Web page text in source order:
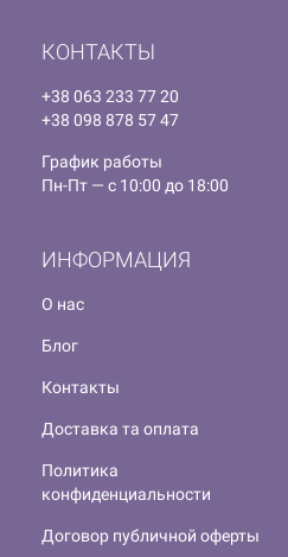
КОНТАКТЫ
+38 063 233 77 20
+38 098 878 57 47
График работы
Пн-Пт — с 10:00 до 18:00
ИНФОРМАЦИЯ
О нас
Блог
Контакты
Доставка та оплата
Политика
конфиденциальности
Договор публичной оферты